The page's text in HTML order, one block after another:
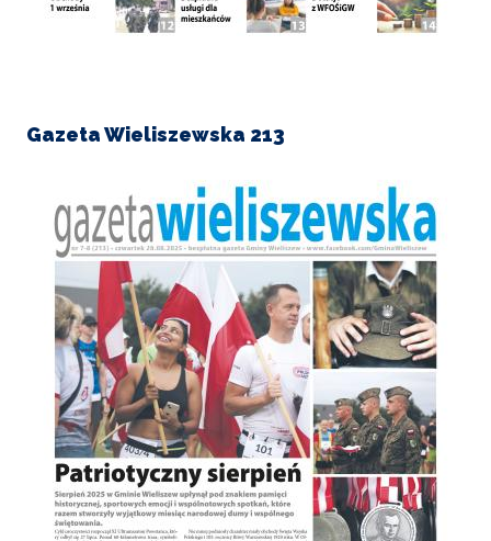
Gazeta Wieliszewska 213